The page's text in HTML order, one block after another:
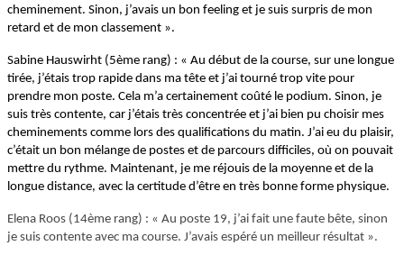
cheminement. Sinon, j’avais un bon feeling et je suis surpris de mon
retard et de mon classement ».
Sabine Hauswirht (5ème rang) : « Au début de la course, sur une longue
tirée, j’étais trop rapide dans ma tête et j’ai tourné trop vite pour
prendre mon poste. Cela m’a certainement coûté le podium. Sinon, je
suis très contente, car j’étais très concentrée et j’ai bien pu choisir mes
cheminements comme lors des qualifications du matin. J’ai eu du plaisir,
c’était un bon mélange de postes et de parcours difficiles, où on pouvait
mettre du rythme. Maintenant, je me réjouis de la moyenne et de la
longue distance, avec la certitude d’être en très bonne forme physique.
Elena Roos (14ème rang) : « Au poste 19, j’ai fait une faute bête, sinon
je suis contente avec ma course. J’avais espéré un meilleur résultat ».